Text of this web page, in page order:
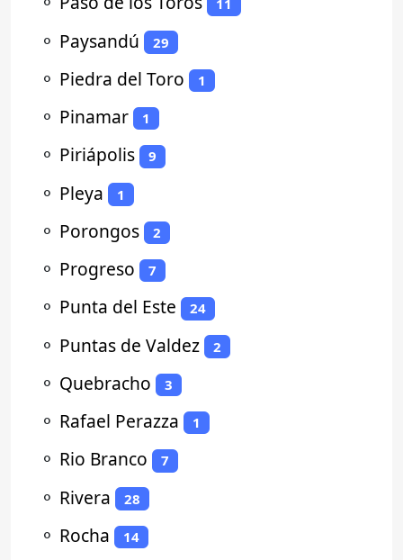
11
⚬ Paysandú 29
⚬ Piedra del Toro 1
⚬ Pinamar 1
⚬ Piriápolis 9
⚬ Pleya 1
⚬ Porongos 2
⚬ Progreso 7
⚬ Punta del Este 24
⚬ Puntas de Valdez 2
⚬ Quebracho 3
⚬ Rafael Perazza 1
⚬ Rio Branco 7
⚬ Rivera 28
⚬ Rocha 14